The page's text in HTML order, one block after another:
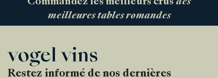
Commandez les meilleurs crus des
meilleures tables romandes
Restez informé de nos dernières